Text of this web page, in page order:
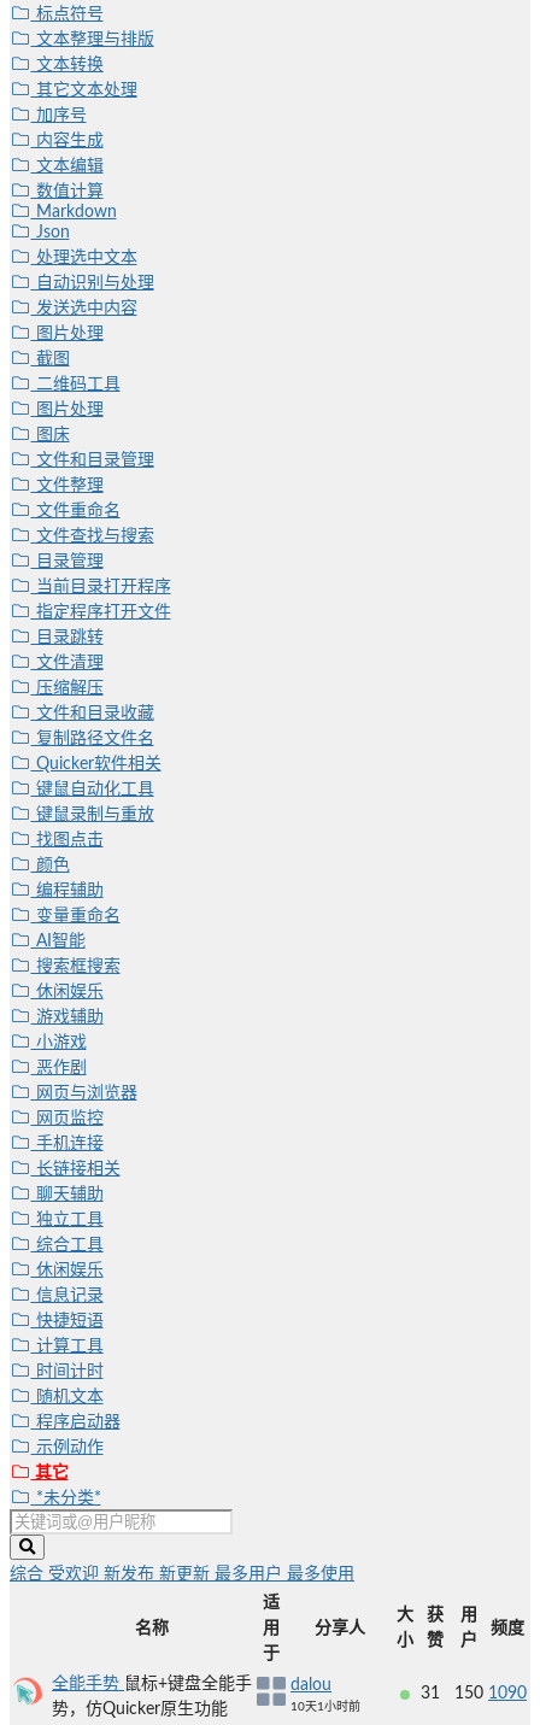
标点符号
文本整理与排版
文本转换
其它文本处理
加序号
内容生成
文本编辑
数值计算
Markdown
Json
处理选中文本
自动识别与处理
发送选中内容
图片处理
截图
二维码工具
图片处理
图床
文件和目录管理
文件整理
文件重命名
文件查找与搜索
目录管理
当前目录打开程序
指定程序打开文件
目录跳转
文件清理
压缩解压
文件和目录收藏
复制路径文件名
Quicker软件相关
键鼠自动化工具
键鼠录制与重放
找图点击
颜色
编程辅助
变量重命名
AI智能
搜索框搜索
休闲娱乐
游戏辅助
小游戏
恶作剧
网页与浏览器
网页监控
手机连接
长链接相关
聊天辅助
独立工具
综合工具
休闲娱乐
信息记录
快捷短语
计算工具
时间计时
随机文本
程序启动器
示例动作
其它
*未分类*
综合 受欢迎 新发布 新更新 最多用户 最多使用
名称
适
用
于
分享人
大
小
获
赞
用
户
频度
全能手势 鼠标+键盘全能手
势，仿Quicker原生功能
dalou
10天1小时前
31 150 1090